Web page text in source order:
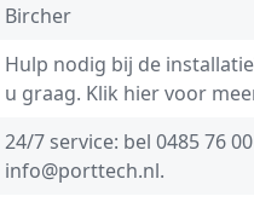
Bircher
Hulp nodig bij de
u graag. Klik hier voor
24/7 service: bel 0485 76
info@porttech.nl.